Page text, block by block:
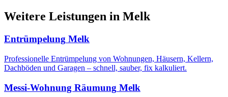
Weitere Leistungen in Melk
Entrümpelung Melk
Professionelle Entrümpelung von Wohnungen, Häusern, Kellern,
Dachböden und Garagen – schnell, sauber, fix kalkuliert.
Messi-Wohnung Räumung Melk